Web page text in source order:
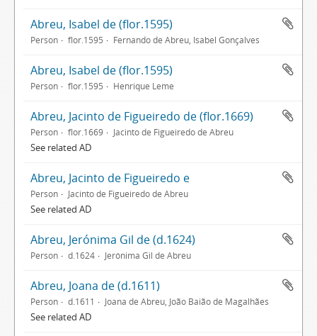
Abreu, Isabel de (flor.1595)
Person flor.1595 Fernando de Abreu, Isabel Gonçalves
Abreu, Isabel de (flor.1595)
Person flor.1595 Henrique Leme
Abreu, Jacinto de Figueiredo de (flor.1669)
Person flor.1669 Jacinto de Figueiredo de Abreu
See related AD
Abreu, Jacinto de Figueiredo e
Person Jacinto de Figueiredo de Abreu
See related AD
Abreu, Jerónima Gil de (d.1624)
Person d.1624 Jerónima Gil de Abreu
Abreu, Joana de (d.1611)
Person d.1611 Joana de Abreu, João Baião de Magalhães
See related AD